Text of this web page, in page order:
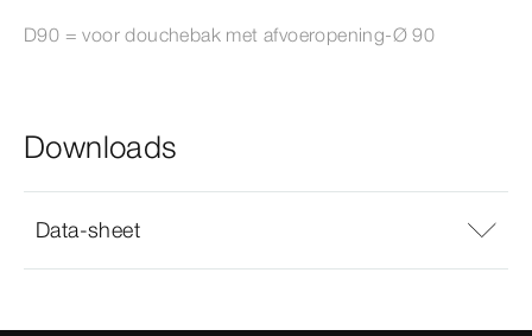
D90 = voor douchebak met afvoeropening-Ø90
Downloads
Data-sheet